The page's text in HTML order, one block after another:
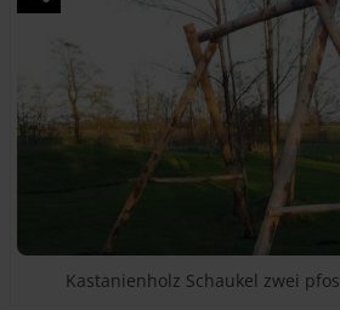
Kastanienholz Schaukel zwei